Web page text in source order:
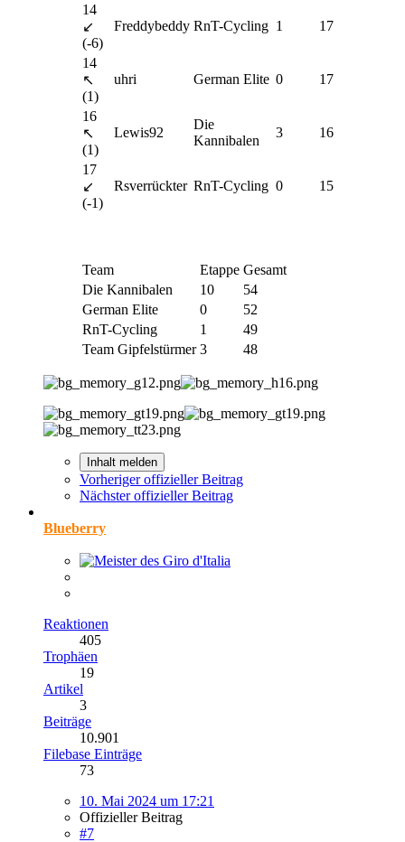
14
↙
(-6)
Freddybeddy RnT-Cycling 1 17
14
↖
(1)
uhri German Elite 0 17
16
↖
(1)
Lewis92
Die
Kannibalen
3 16
17
↙
(-1)
Rsverrückter RnT-Cycling 0 15
Team Etappe Gesamt
Die Kannibalen
10
54
German Elite
0
52
RnT-Cycling
1
49
Team Gipfelstürmer 3 48
Inhalt melden
Vorheriger offizieller Beitrag
Nächster offizieller Beitrag
Blueberry
Reaktionen
405
Trophäen
19
Artikel
3
Beiträge
10.901
Filebase Einträge
73
10. Mai 2024 um 17:21
Offizieller Beitrag
#7